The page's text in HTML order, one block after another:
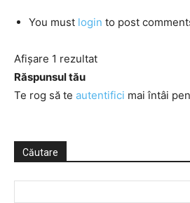
You must login to post
Afișare 1 rezultat
Răspunsul tău
Te rog să te autentifici mai întâi
Căutare